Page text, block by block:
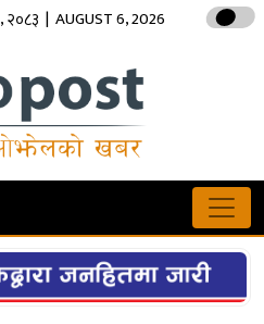
,२०८३ | AUGUST 6, 2026